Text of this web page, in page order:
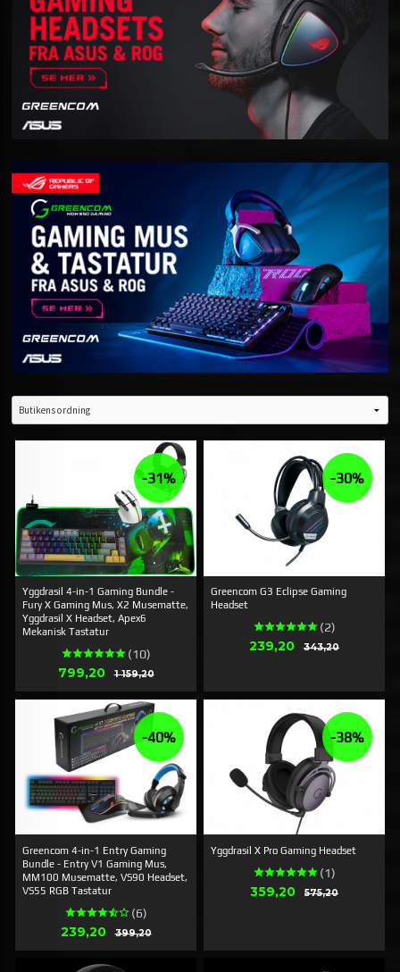
Yggdrasil 4-in-1 Gaming Bundle -
Fury X Gaming Mus, X2 Musematte,
Yggdrasil X Headset, Apex6
Mekanisk Tastatur
(10)
Erbjudande
799,20 1 159,20Rabatt
-31%
Greencom G3 Eclipse Gaming
Headset
(2)
Erbjudande
239,20 343,20Rabatt
-30%
Greencom 4-in-1 Entry Gaming
Bundle - Entry V1 Gaming Mus,
MM100 Musematte, VS90 Headset,
VS55 RGB Tastatur
(6)
Erbjudande
239,20 399,20Rabatt
-40%
Yggdrasil X Pro Gaming Headset
(1)
Erbjudande
359,20 575,20Rabatt
-38%